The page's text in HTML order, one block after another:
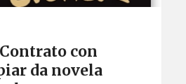
con
da novela